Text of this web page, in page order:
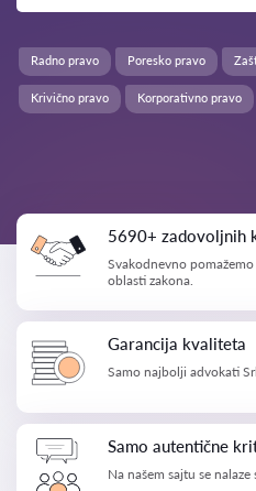
Radno pravo Poresko pravo
Krivično pravo Korporativno pravo
5690+ zadovoljnih
Svakodnevno
oblasti zakona.
Garancija kvaliteta
Samo najbolji advokati
Samo autentične
Na našem sajtu se